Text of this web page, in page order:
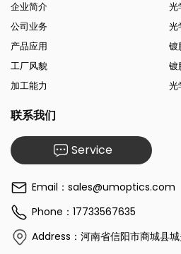
企业简介
公司业务
产品应用
工厂风貌
加工能力
光
光
镀
镀
光
联系我们
Service
Email：sales@umoptics.com
Phone：17733567635
Address：河南省信阳市商城县